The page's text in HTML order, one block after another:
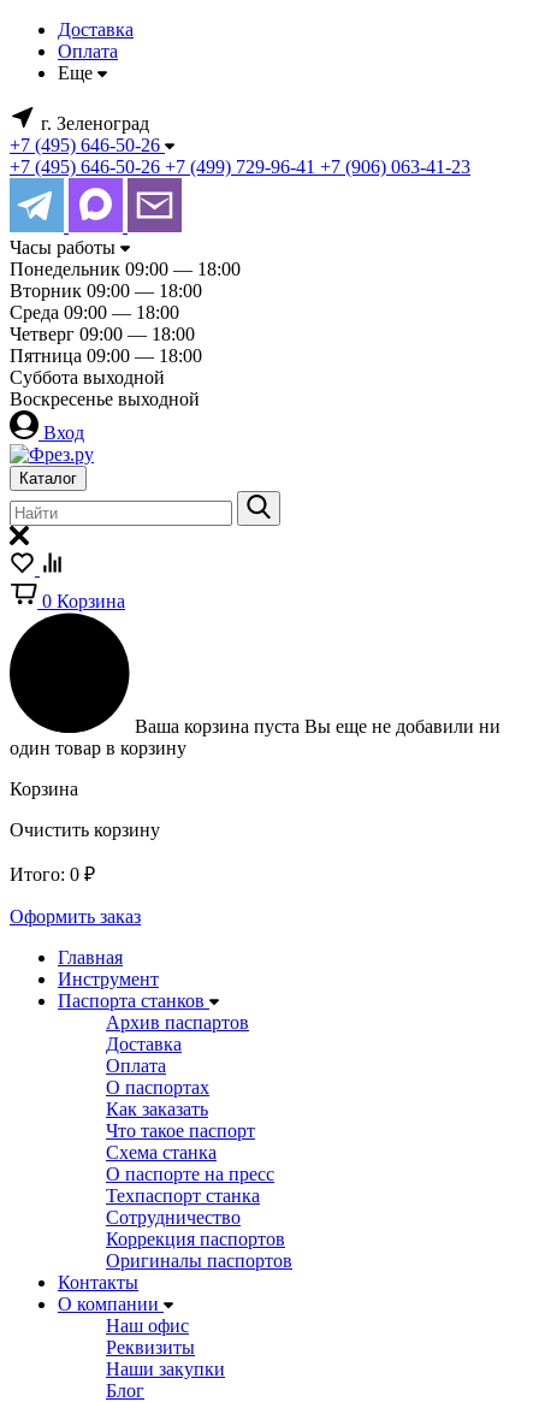
Доставка
Оплата
Еще
г. Зеленоград
+7 (495) 646-50-26
+7 (495) 646-50-26 +7 (499) 729-96-41 +7 (906) 063-41-23
Часы работы
Понедельник 09:00 — 18:00
Вторник 09:00 — 18:00
Среда 09:00 — 18:00
Четверг 09:00 — 18:00
Пятница 09:00 — 18:00
Суббота выходной
Воскресенье выходной
Вход
Каталог
0 Корзина
Ваша корзина пуста Вы еще не добавили ни
один товар в корзину
Корзина
Очистить корзину
Итого: 0 ₽
Оформить заказ
Главная
Инструмент
Паспорта станков
Архив паспартов
Доставка
Оплата
О паспортах
Как заказать
Что такое паспорт
Схема станка
О паспорте на пресс
Техпаспорт станка
Сотрудничество
Коррекция паспортов
Оригиналы паспортов
Контакты
О компании
Наш офис
Реквизиты
Наши закупки
Блог